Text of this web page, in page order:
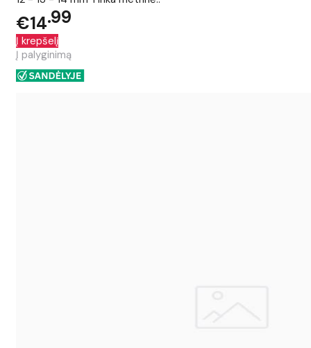
€14 99
Į krepšelį
Į palyginimą